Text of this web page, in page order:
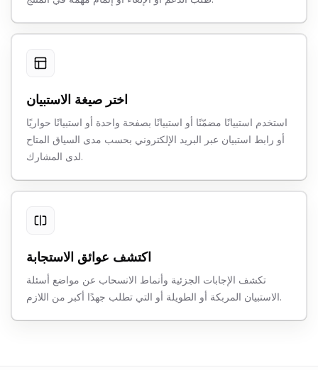
اختر صيغة الاستبيان
استخدم استبيانًا مضمّنًا أو استبيانًا بصفحة واحدة أو استبيانًا حواريًا
أو رابط استبيان عبر البريد الإلكتروني بحسب مدى السياق المتاح
لدى المشارك.
اكتشف عوائق الاستجابة
تكشف الإجابات الجزئية وأنماط الانسحاب عن مواضع أسئلة
الاستبيان المربكة أو الطويلة أو التي تطلب جهدًا أكبر من اللازم.